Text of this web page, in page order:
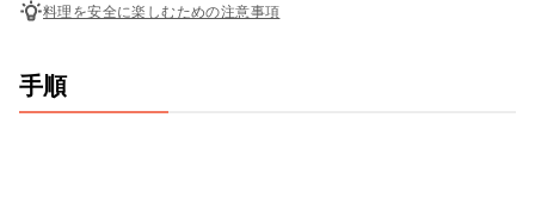
料理を安全に楽しむための注意事項
手順